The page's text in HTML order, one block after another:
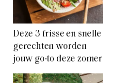
Deze 3 frisse en snelle
gerechten worden
jouw go-to deze zomer